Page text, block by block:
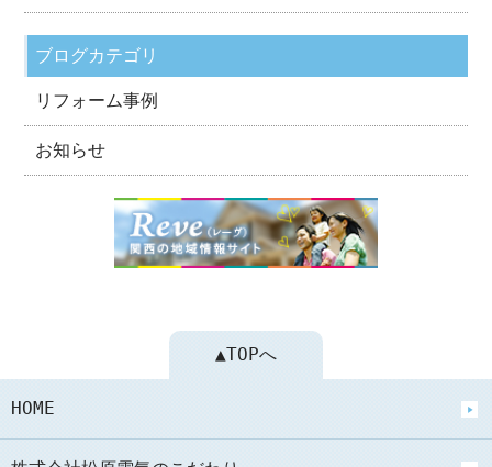
ブログカテゴリ
リフォーム事例
お知らせ
▲TOPへ
HOME